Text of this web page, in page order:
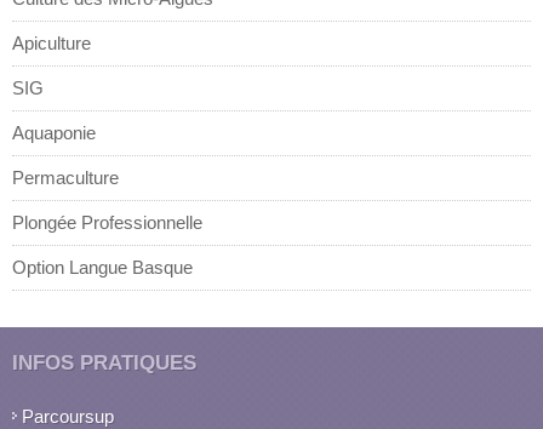
Apiculture
SIG
Aquaponie
Permaculture
Plongée Professionnelle
Option Langue Basque
INFOS PRATIQUES
Parcoursup